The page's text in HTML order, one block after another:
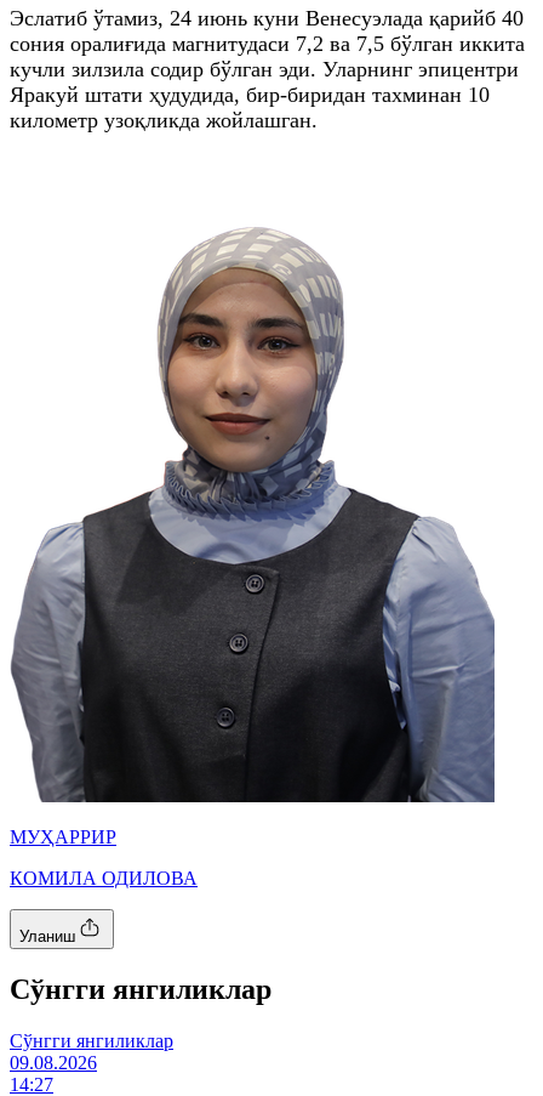
Эслатиб ўтамиз, 24 июнь куни Венесуэлада қарийб 40
сония оралиғида магнитудаси 7,2 ва 7,5 бўлган иккита
кучли зилзила содир бўлган эди. Уларнинг эпицентри
Яракуй штати ҳудудида, бир-биридан тахминан 10
километр узоқликда жойлашган.
МУҲАРРИР
КОМИЛА ОДИЛОВА
Уланиш
Cўнгги янгиликлар
Cўнгги янгиликлар
09.08.2026
14:27